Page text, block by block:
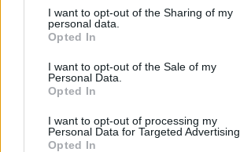
I want to opt-out of the Sharing of my
personal data.
Opted In
I want to opt-out of the Sale of my
Personal Data.
Opted In
I want to opt-out of processing my
Personal Data for Targeted Advertising.
Opted In